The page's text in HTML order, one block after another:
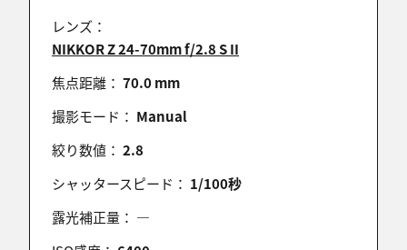
レンズ：
NIKKOR Z 24-70mm f/2.8 S II
焦点距離： 70.0 mm
撮影モード： Manual
絞り数値： 2.8
シャッタースピード： 1/100秒
露光補正量： ―